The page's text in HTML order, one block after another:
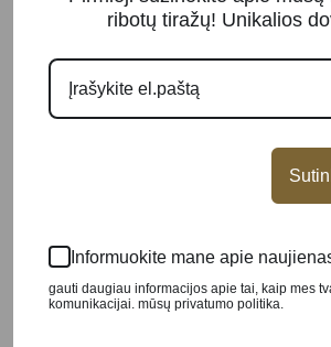
Investicinio aukso luitas PAMP 1 gr
161.74€
ribotų tiražų! Unikalios
Informuokite mane apie
gauti daugiau informacijos apie tai, kaip mes
komunikacijai. mūsų privatumo politika.